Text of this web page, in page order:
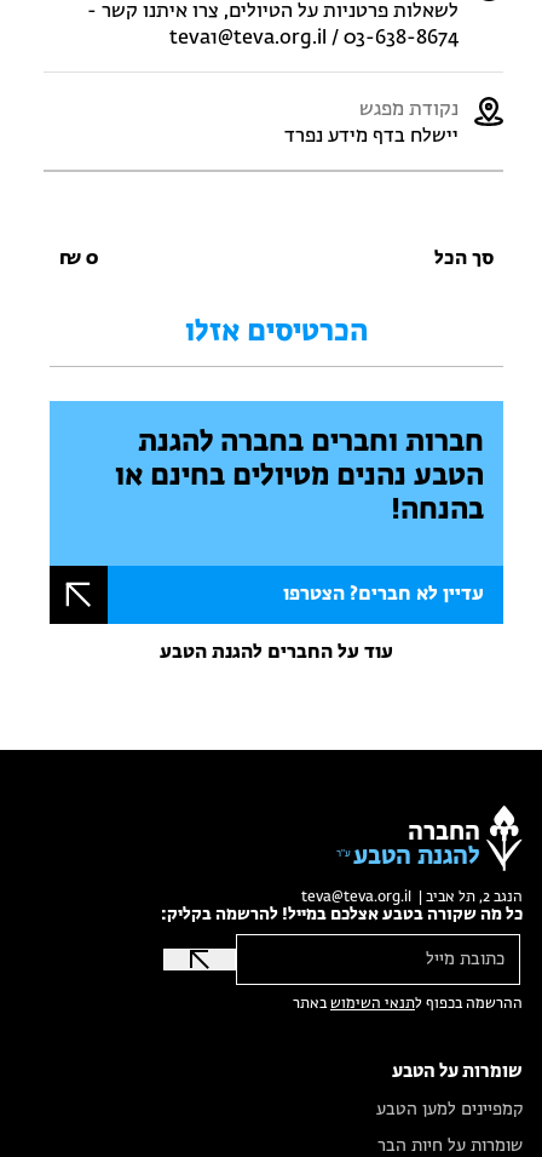
לשאלות פרטניות על הטיולים, צרו איתנו קשר -
teva1@teva.org.il / 03-638-8674
נקודת מפגש
יישלח בדף מידע נפרד
סך הכל 0
₪
הכרטיסים אזלו
חברות וחברים בחברה להגנת
הטבע נהנים מטיולים בחינם או
בהנחה!
עדיין לא חברים? הצטרפו
עוד על החברים להגנת הטבע
החברה
להגנת הטבע
הנגב 2, תל אביב | teva@teva.org.il
כל מה שקורה בטבע אצלכם במייל! להרשמה בקליק:
ההרשמה בכפוף לתנאי השימושבאתר
שומרות על הטבע
קמפיינים למען הטבע
שומרות על חיות הבר